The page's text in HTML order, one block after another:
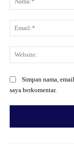
Simpan nama,
saya berkomentar.